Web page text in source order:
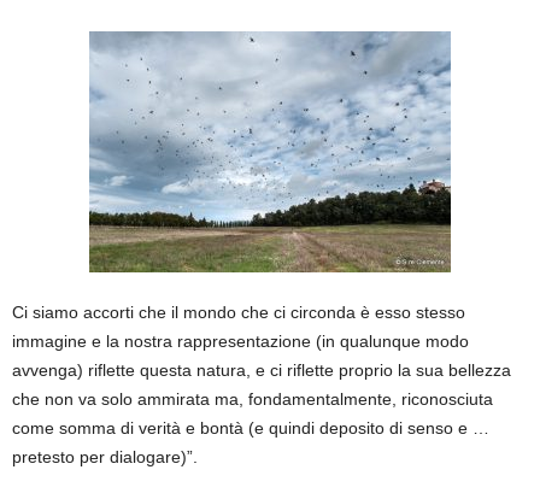
Ci siamo accorti che il mondo che ci circonda è esso stesso
immagine e la nostra rappresentazione (in qualunque modo
avvenga) riflette questa natura, e ci riflette proprio la sua bellezza
che non va solo ammirata ma, fondamentalmente, riconosciuta
come somma di verità e bontà (e quindi deposito di senso e …
pretesto per dialogare)”.